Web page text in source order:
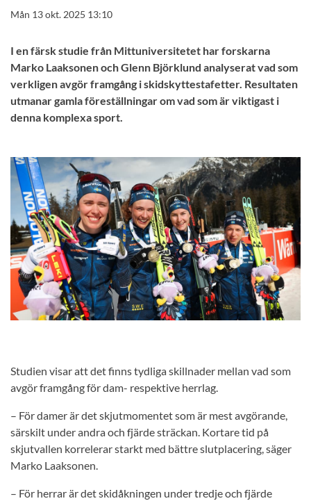
Mån 13 okt. 2025 13:10
I en färsk studie från Mittuniversitetet har forskarna
Marko Laaksonen och Glenn Björklund analyserat vad som
verkligen avgör framgång i skidskyttestafetter. Resultaten
utmanar gamla föreställningar om vad som är viktigast i
denna komplexa sport.
Studien visar att det finns tydliga skillnader mellan vad som
avgör framgång för dam- respektive herrlag.
– För damer är det skjutmomentet som är mest avgörande,
särskilt under andra och fjärde sträckan. Kortare tid på
skjutvallen korrelerar starkt med bättre slutplacering, säger
Marko Laaksonen.
– För herrar är det skidåkningen under tredje och fjärde